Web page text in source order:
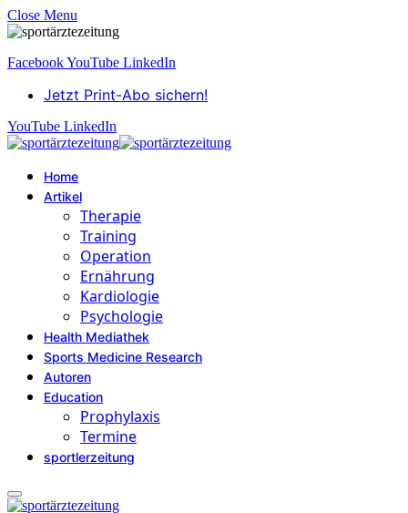
Close Menu
FacebookYouTube LinkedIn
Jetzt Print-Abo sichern!
YouTube LinkedIn
Home
Artikel
Therapie
Training
Operation
Ernährung
Kardiologie
Psychologie
Health Mediathek
Sports Medicine Research
Autoren
Education
Prophylaxis
Termine
sportlerzeitung